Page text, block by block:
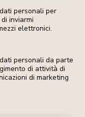
personali per
inviarmi
elettronici.
personali da parte
di attività di
di marketing